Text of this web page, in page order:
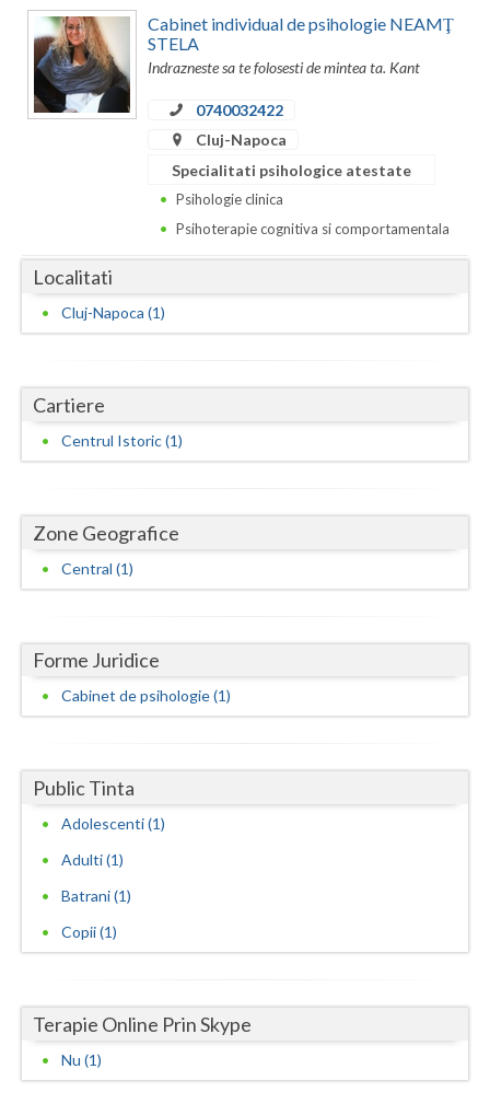
Calarasi
Caras-Severin
Cluj
Dolj
Galati
Gorj
Harghita
Ialomita
Maramures
Mehedinti
Neamt
Prahova
Salaj
Sibiu
Suceava
Cabinet individual de psihologie NEAMŢ
STELA
Indrazneste sa te folosesti de mintea ta. Kant
0740032422
Cluj-Napoca
Specialitati psihologice atestate
Psihologie clinica
Psihoterapie cognitiva si comportamentala
Localitati
Cluj-Napoca (1)
Cartiere
Centrul Istoric (1)
Zone Geografice
Central (1)
Forme Juridice
Cabinet de psihologie (1)
Public Tinta
Adolescenti (1)
Adulti (1)
Batrani (1)
Copii (1)
Terapie Online Prin Skype
Nu (1)